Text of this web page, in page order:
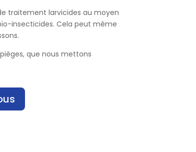
traitement larvicides au moyen
insecticides. Cela peut même
que nous mettons